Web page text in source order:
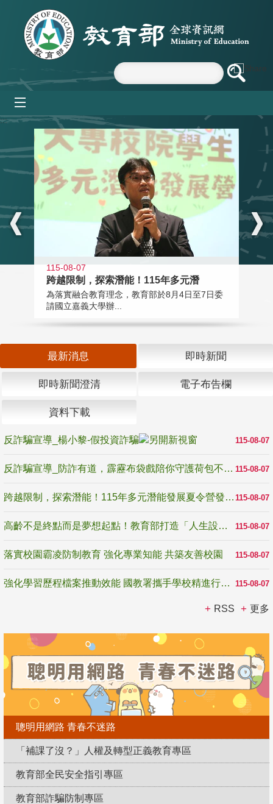
跳到主要內容區塊
:::
115-08-07
跨越限制，探索潛能！115年多元潛
為落實融合教育理念，教育部於8月4日至7日委
請國立嘉義大學辦...
最新消息 即時新聞
即時新聞澄清 電子布告欄
資料下載
115-08-07
反詐騙宣導_楊小黎-假投資詐騙
115-08-07
反詐騙宣導_防詐有道，霹靂布袋戲陪你守護荷包不受騙
115-08-07
跨越限制，探索潛能！115年多元潛能發展夏令營發掘生命無限可能
115-08-07
高齡不是終點而是夢想起點！教育部打造「人生設計夢工場」 參展第3屆高齡健康產業博覽會
115-08-07
落實校園霸凌防制教育 強化專業知能 共築友善校園
115-08-07
強化學習歷程檔案推動效能 國教署攜手學校精進行政與教學支持
RSS 更多
聰明用網路 青春不迷路
「補課了沒？」人權及轉型正義教育專區
教育部全民安全指引專區
教育部詐騙防制專區